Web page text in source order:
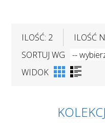
ILOŚĆ: 2
ILOŚĆ
SORTUJ WG
WIDOK